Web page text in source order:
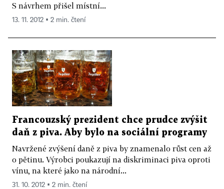
S návrhem přišel místní...
13. 11. 2012 ▪ 2 min. čtení
Francouzský prezident chce prudce zvýšit
daň z piva. Aby bylo na sociální programy
Navržené zvýšení daně z piva by znamenalo růst cen až
o pětinu. Výrobci poukazují na diskriminaci piva oproti
vínu, na které jako na národní...
31. 10. 2012 ▪ 2 min. čtení